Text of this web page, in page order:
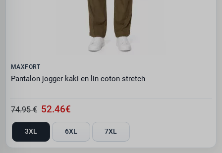
MAXFORT
Pantalon jogger kaki en lin coton stretch
74.95 € 52.46€
3XL 6XL 7XL